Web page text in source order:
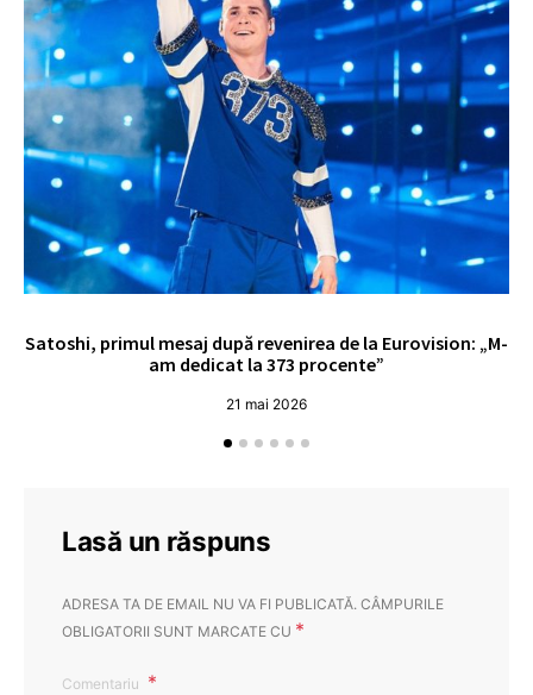
Satoshi, primul mesaj după revenirea de la Eurovision: „M-
am dedicat la 373 procente”
21 mai 2026
Lasă un răspuns
ADRESA TA DE EMAIL NU VA FI PUBLICATĂ. CÂMPURILE
OBLIGATORII SUNT MARCATE CU *
Comentariu